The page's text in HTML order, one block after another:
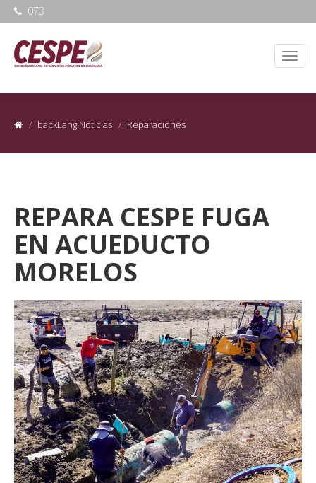
073
backLang.Noticias Reparaciones
REPARA CESPE FUGA
EN ACUEDUCTO
MORELOS